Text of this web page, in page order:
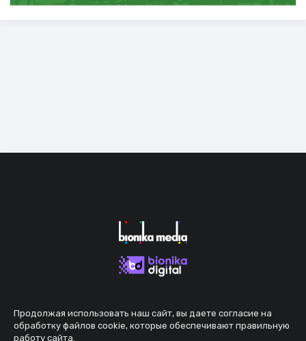
Продолжая использовать наш сайт, вы даете согласие на
обработку файлов cookie, которые обеспечивают правильную
работу сайта.